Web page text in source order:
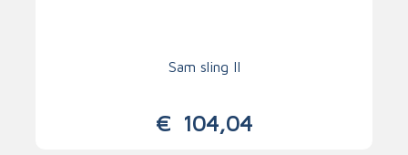
Sam sling II
€ 104,04